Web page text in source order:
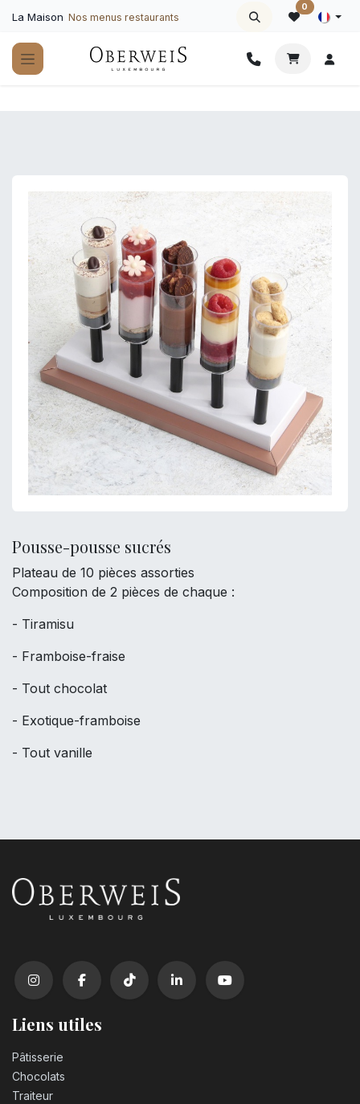
La Maison Nos menus restaurants
0
Pousse-pousse sucrés
Plateau de 10 pièces assorties
Composition de 2 pièces de chaque :
- Tiramisu
- Framboise-fraise
- Tout chocolat
- Exotique-framboise
- Tout vanille
Liens utiles
Pâtisserie
Chocolats
Traiteur